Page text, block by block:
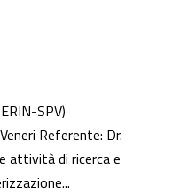
SPV)
Referente: Dr.
attività di ricerca e